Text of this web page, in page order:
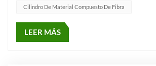
Cilindro De Material Compuesto De Fibra
LEER MÁS